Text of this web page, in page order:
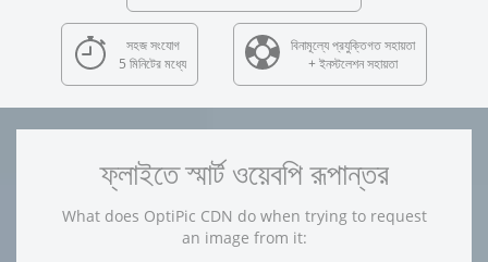
সহজ সংযোগ
5 মিনিটের মধ্যে
বিনামূল্যে প্রযুক্তিগত সহায়তা
+ ইনস্টলেশন সহায়তা
ফ্লাইতে স্মার্ট ওয়েবপি রূপান্তর
What does OptiPic CDN do when trying to request
an image from it: